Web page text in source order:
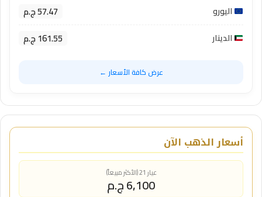
اليورو 57.47 ج.م
الدينار 161.55 ج.م
عرض كافة الأسعار ←
أسعار الذهب الآن
عيار 21 (الأكثر مبيعاً)
6,100 ج.م